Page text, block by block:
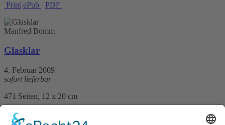
Print ePub PDF
Manfred Bomm
Glasklar
4. Februar 2009
sofort lieferbar
471 Seiten, 12 x 20 cm
Print 11,90 € / E-Book 9,99 €